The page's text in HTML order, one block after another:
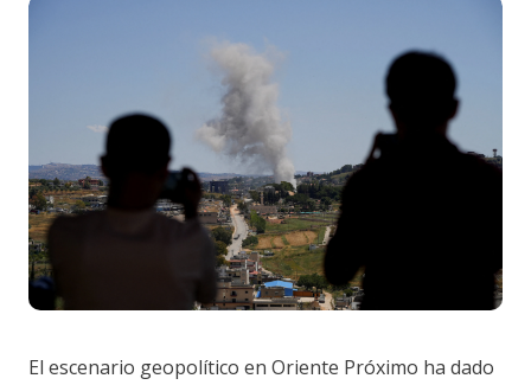
El escenario geopolítico en Oriente Próximo ha dado